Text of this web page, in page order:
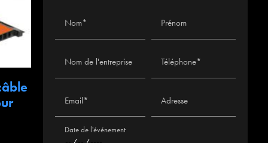
Nom* Prénom
Nom de l'entreprise Téléphone*
Email* Adresse
Date de l'événement